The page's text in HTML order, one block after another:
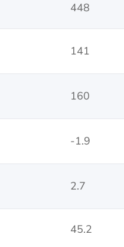
448
141
160
-1.9
2.7
45.2